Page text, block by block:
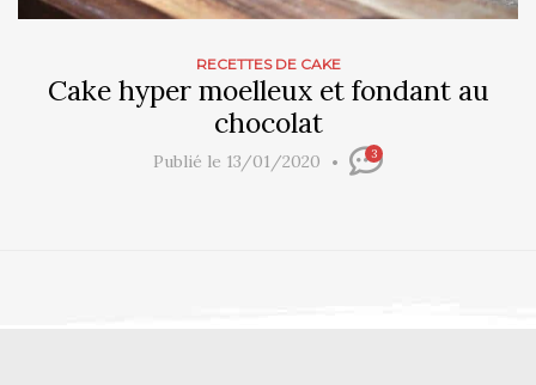
RECETTES DE CAKE
Cake hyper moelleux et fondant au
chocolat
Publié le 13/01/2020 3